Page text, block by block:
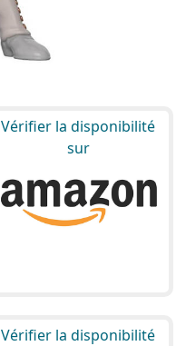
Vérifier la disponibilité
sur
Vérifier la disponibilité